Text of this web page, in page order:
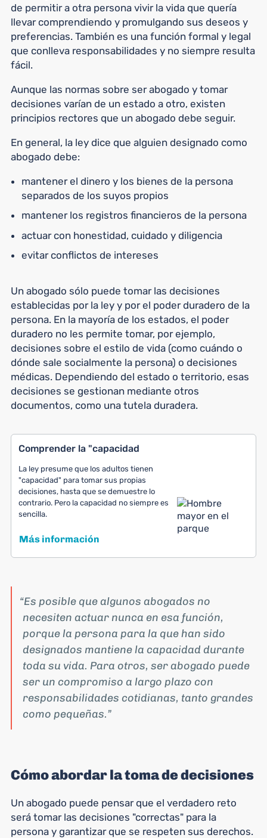
de permitir a otra persona vivir la vida que quería
llevar comprendiendo y promulgando sus deseos y
preferencias. También es una función formal y legal
que conlleva responsabilidades y no siempre resulta
fácil.
Aunque las normas sobre ser abogado y tomar
decisiones varían de un estado a otro, existen
principios rectores que un abogado debe seguir.
En general, la ley dice que alguien designado como
abogado debe:
mantener el dinero y los bienes de la persona
separados de los suyos propios
mantener los registros financieros de la persona
actuar con honestidad, cuidado y diligencia
evitar conflictos de intereses
Un abogado sólo puede tomar las decisiones
establecidas por la ley y por el poder duradero de la
persona. En la mayoría de los estados, el poder
duradero no les permite tomar, por ejemplo,
decisiones sobre el estilo de vida (como cuándo o
dónde sale socialmente la persona) o decisiones
médicas. Dependiendo del estado o territorio, esas
decisiones se gestionan mediante otros
documentos, como una tutela duradera.
Comprender la "capacidad
La ley presume que los adultos tienen
"capacidad" para tomar sus propias
decisiones, hasta que se demuestre lo
contrario. Pero la capacidad no siempre es
sencilla.
Más información
Es posible que algunos abogados no
necesiten actuar nunca en esa función,
porque la persona para la que han sido
designados mantiene la capacidad durante
toda su vida. Para otros, ser abogado puede
ser un compromiso a largo plazo con
responsabilidades cotidianas, tanto grandes
como pequeñas.
Cómo abordar la toma de decisiones
Un abogado puede pensar que el verdadero reto
será tomar las decisiones "correctas" para la
persona y garantizar que se respeten sus derechos.